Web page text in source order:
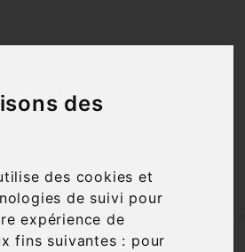
des
des cookies et
de suivi pour
expérience de
fins suivantes : pour
Accords mets-vins Chocolat